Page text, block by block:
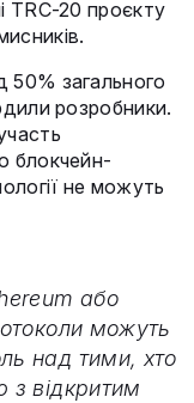
TRC-20 проєкту
загального
розробники.
блокчейн-
не можуть
або
можуть
над тими, хто
з відкритим